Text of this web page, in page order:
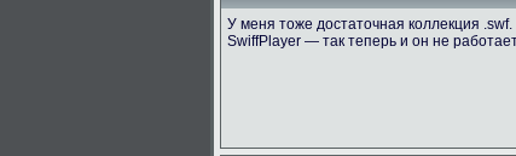
У меня тоже достаточная коллекция
SwiffPlayer — так теперь и он не